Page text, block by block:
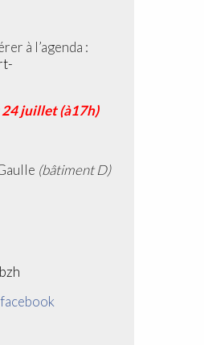
à l’agenda :
juillet (à17h)
(bâtiment D)